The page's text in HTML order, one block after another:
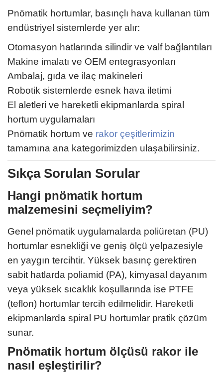
Pnömatik hortumlar, basınçlı hava kullanan tüm
endüstriyel sistemlerde yer alır:
Otomasyon hatlarında silindir ve valf bağlantıları
Makine imalatı ve OEM entegrasyonları
Ambalaj, gıda ve ilaç makineleri
Robotik sistemlerde esnek hava iletimi
El aletleri ve hareketli ekipmanlarda spiral
hortum uygulamaları
Pnömatik hortum ve rakor çeşitlerimizin
tamamına ana kategorimizden ulaşabilirsiniz.
Sıkça Sorulan Sorular
Hangi pnömatik hortum
malzemesini seçmeliyim?
Genel pnömatik uygulamalarda poliüretan (PU)
hortumlar esnekliği ve geniş ölçü yelpazesiyle
en yaygın tercihtir. Yüksek basınç gerektiren
sabit hatlarda poliamid (PA), kimyasal dayanım
veya yüksek sıcaklık koşullarında ise PTFE
(teflon) hortumlar tercih edilmelidir. Hareketli
ekipmanlarda spiral PU hortumlar pratik çözüm
sunar.
Pnömatik hortum ölçüsü rakor ile
nasıl eşleştirilir?